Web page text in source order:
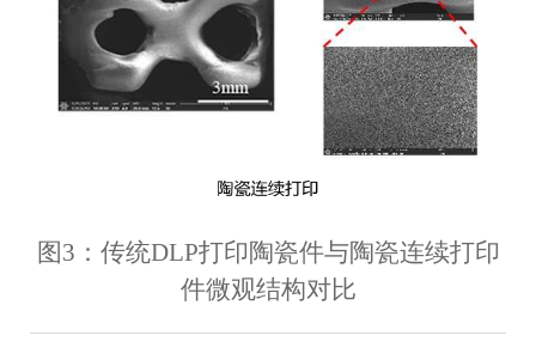
图3：传统DLP打印陶瓷件与陶瓷连续打印
件微观结构对比